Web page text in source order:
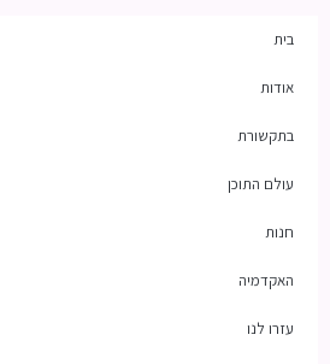
בית
אודות
בתקשורת
עולם התוכן
חנות
האקדמיה
עזרו לנו